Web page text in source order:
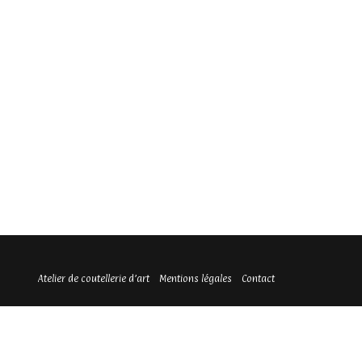
Atelier de coutellerie d’art Mentions légales Contact